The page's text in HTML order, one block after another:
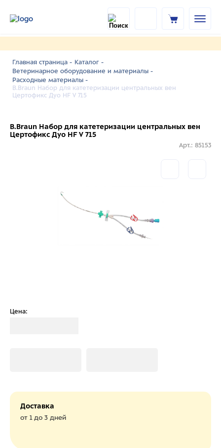
Главная страница - Каталог -
Ветеринарное оборудование и материалы -
Расходные материалы -
B.Braun Набор для катетеризации центральных вен
Цертофикс Дуо HF V 715
B.Braun Набор для катетеризации центральных вен
Цертофикс Дуо HF V 715
Арт.: 85153
Цена:
Доставка
от 1 до 3 дней